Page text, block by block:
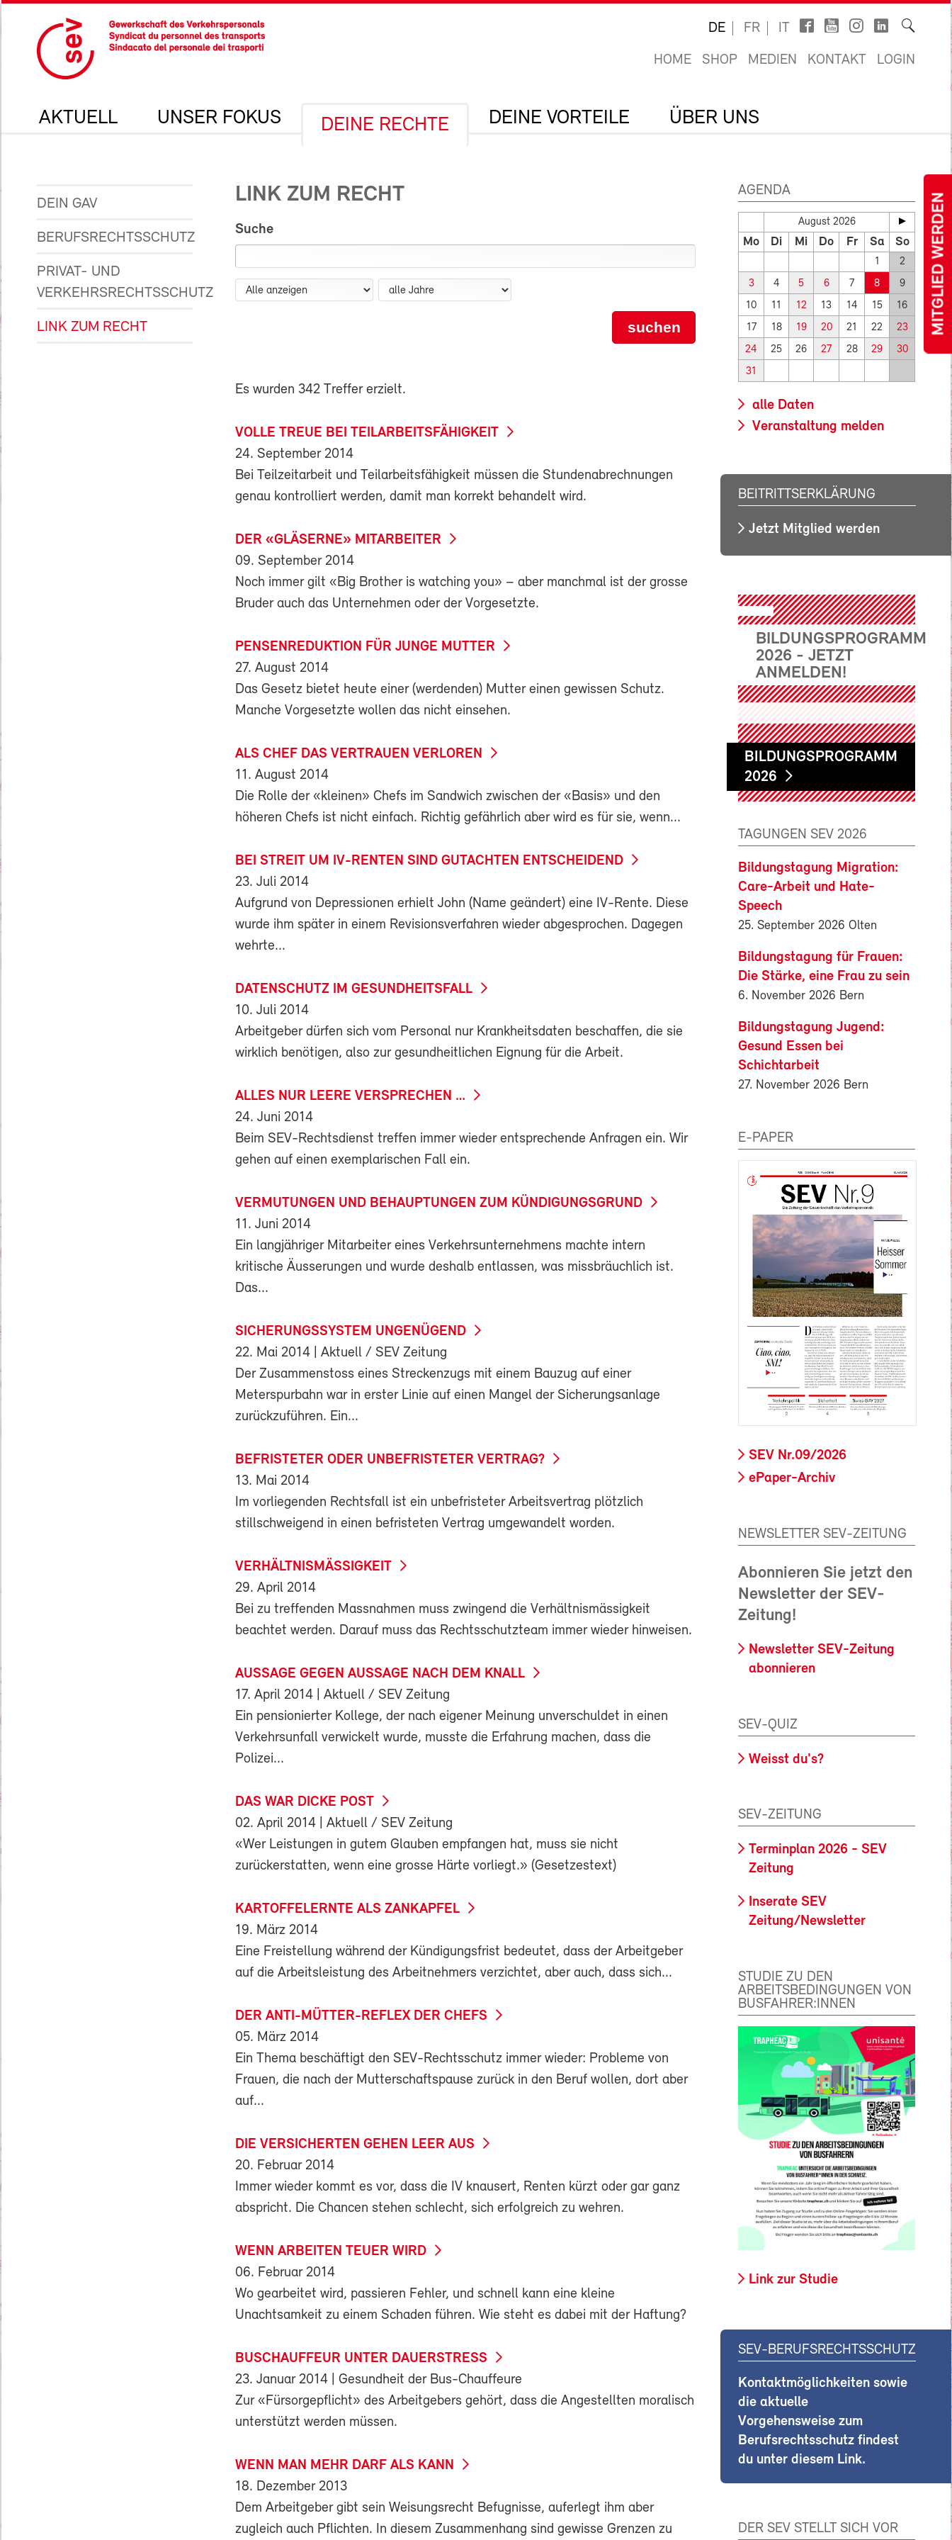
MITGLIED WERDEN
DE FR IT
HOME SHOP MEDIEN KONTAKT LOGIN
AKTUELL UNSER FOKUS DEINE RECHTE DEINE VORTEILE ÜBER UNS
DEIN GAV
BERUFSRECHTSSCHUTZ
PRIVAT- UND
VERKEHRSRECHTSSCHUTZ
LINK ZUM RECHT
LINK ZUM RECHT
Suche
suchen
Es wurden 342 Treffer erzielt.
VOLLE TREUE BEI TEILARBEITSFÄHIGKEIT
24. September 2014
Bei Teilzeitarbeit und Teilarbeitsfähigkeit müssen die Stundenabrechnungen
genau kontrolliert werden, damit man korrekt behandelt wird.
DER «GLÄSERNE» MITARBEITER
09. September 2014
Noch immer gilt «Big Brother is watching you» – aber manchmal ist der grosse
Bruder auch das Unternehmen oder der Vorgesetzte.
PENSENREDUKTION FÜR JUNGE MUTTER
27. August 2014
Das Gesetz bietet heute einer (werdenden) Mutter einen gewissen Schutz.
Manche Vorgesetzte wollen das nicht einsehen.
ALS CHEF DAS VERTRAUEN VERLOREN
11. August 2014
Die Rolle der «kleinen» Chefs im Sandwich zwischen der «Basis» und den
höheren Chefs ist nicht einfach. Richtig gefährlich aber wird es für sie, wenn...
BEI STREIT UM IV-RENTEN SIND GUTACHTEN ENTSCHEIDEND
23. Juli 2014
Aufgrund von Depressionen erhielt John (Name geändert) eine IV-Rente. Diese
wurde ihm später in einem Revisionsverfahren wieder abgesprochen. Dagegen
wehrte...
DATENSCHUTZ IM GESUNDHEITSFALL
10. Juli 2014
Arbeitgeber dürfen sich vom Personal nur Krankheitsdaten beschaffen, die sie
wirklich benötigen, also zur gesundheitlichen Eignung für die Arbeit.
ALLES NUR LEERE VERSPRECHEN …
24. Juni 2014
Beim SEV-Rechtsdienst treffen immer wieder entsprechende Anfragen ein. Wir
gehen auf einen exemplarischen Fall ein.
VERMUTUNGEN UND BEHAUPTUNGEN ZUM KÜNDIGUNGSGRUND
11. Juni 2014
Ein langjähriger Mitarbeiter eines Verkehrsunternehmens machte intern
kritische Äusserungen und wurde deshalb entlassen, was missbräuchlich ist.
Das...
SICHERUNGSSYSTEM UNGENÜGEND
22. Mai 2014 | Aktuell / SEV Zeitung
Der Zusammenstoss eines Streckenzugs mit einem Bauzug auf einer
Meterspurbahn war in erster Linie auf einen Mangel der Sicherungsanlage
zurückzuführen. Ein...
BEFRISTETER ODER UNBEFRISTETER VERTRAG?
13. Mai 2014
Im vorliegenden Rechtsfall ist ein unbefristeter Arbeitsvertrag plötzlich
stillschweigend in einen befristeten Vertrag umgewandelt worden.
VERHÄLTNISMÄSSIGKEIT
29. April 2014
Bei zu treffenden Massnahmen muss zwingend die Verhältnismässigkeit
beachtet werden. Darauf muss das Rechtsschutzteam immer wieder hinweisen.
AUSSAGE GEGEN AUSSAGE NACH DEM KNALL
17. April 2014 | Aktuell / SEV Zeitung
Ein pensionierter Kollege, der nach eigener Meinung unverschuldet in einen
Verkehrsunfall verwickelt wurde, musste die Erfahrung machen, dass die
Polizei...
DAS WAR DICKE POST
02. April 2014 | Aktuell / SEV Zeitung
«Wer Leistungen in gutem Glauben empfangen hat, muss sie nicht
zurückerstatten, wenn eine grosse Härte vorliegt.» (Gesetzestext)
KARTOFFELERNTE ALS ZANKAPFEL
19. März 2014
Eine Freistellung während der Kündigungsfrist bedeutet, dass der Arbeitgeber
auf die Arbeitsleistung des Arbeitnehmers verzichtet, aber auch, dass sich...
DER ANTI-MÜTTER-REFLEX DER CHEFS
05. März 2014
Ein Thema beschäftigt den SEV-Rechtsschutz immer wieder: Probleme von
Frauen, die nach der Mutterschaftspause zurück in den Beruf wollen, dort aber
auf...
DIE VERSICHERTEN GEHEN LEER AUS
20. Februar 2014
Immer wieder kommt es vor, dass die IV knausert, Renten kürzt oder gar ganz
abspricht. Die Chancen stehen schlecht, sich erfolgreich zu wehren.
WENN ARBEITEN TEUER WIRD
06. Februar 2014
Wo gearbeitet wird, passieren Fehler, und schnell kann eine kleine
Unachtsamkeit zu einem Schaden führen. Wie steht es dabei mit der Haftung?
BUSCHAUFFEUR UNTER DAUERSTRESS
23. Januar 2014 | Gesundheit der Bus-Chauffeure
Zur «Fürsorgepflicht» des Arbeitgebers gehört, dass die Angestellten moralisch
unterstützt werden müssen.
WENN MAN MEHR DARF ALS KANN
18. Dezember 2013
Dem Arbeitgeber gibt sein Weisungsrecht Befugnisse, auferlegt ihm aber
zugleich auch Pflichten. In diesem Zusammenhang sind gewisse Grenzen zu
AGENDA
August 2026
Mo Di Mi Do Fr Sa So
1 2
3 4 5 6 7 8 9
10 11 12 13 14 15 16
17 18 19 20 21 22 23
24 25 26 27 28 29 30
31
alle Daten
Veranstaltung melden
BEITRITTSERKLÄRUNG
Jetzt Mitglied werden
BILDUNGSPROGRAMM
2026 - JETZT
ANMELDEN!
BILDUNGSPROGRAMM
2026
TAGUNGEN SEV 2026
Bildungstagung Migration:
Care-Arbeit und Hate-
Speech
25. September 2026 Olten
Bildungstagung für Frauen:
Die Stärke, eine Frau zu sein
6. November 2026 Bern
Bildungstagung Jugend:
Gesund Essen bei
Schichtarbeit
27. November 2026 Bern
E-PAPER
SEV Nr.09/2026
ePaper-Archiv
NEWSLETTER SEV-ZEITUNG
Abonnieren Sie jetzt den
Newsletter der SEV-
Zeitung!
Newsletter SEV-Zeitung
abonnieren
SEV-QUIZ
Weisst du's?
SEV-ZEITUNG
Terminplan 2026 - SEV
Zeitung
Inserate SEV
Zeitung/Newsletter
STUDIE ZU DEN
ARBEITSBEDINGUNGEN VON
BUSFAHRER:INNEN
Link zur Studie
SEV-BERUFSRECHTSSCHUTZ
Kontaktmöglichkeiten sowie
die aktuelle
Vorgehensweise zum
Berufsrechtsschutz findest
du unter diesem Link.
DER SEV STELLT SICH VOR